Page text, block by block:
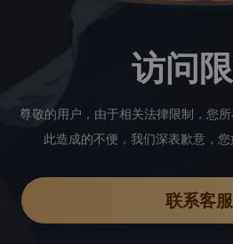
访问
尊敬的用户，由于相关法律限制，您
此造成的不便，我们深表歉意，您
联系客服